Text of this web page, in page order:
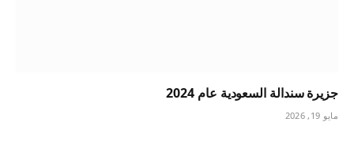
جزيرة سندالة السعودية عام 2024
مايو 19, 2026